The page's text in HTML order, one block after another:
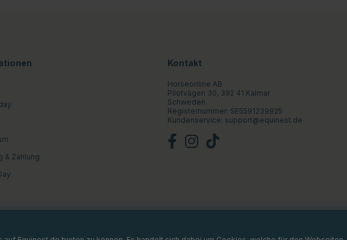
& Zahlung
Kontakt
Horseonline AB
Pilotvägen 30, 392 41 Kalmar
Schweden
Registernummer: SE5591239925
Kundenservice: support@equinest.de